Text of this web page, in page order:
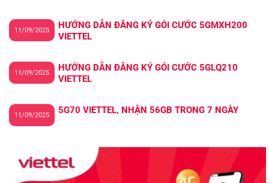
HƯỚNG DẪN ĐĂNG KÝ GÓI CƯỚC 5GMXH200
VIETTEL
11/09/2025
HƯỚNG DẪN ĐĂNG KÝ GÓI CƯỚC 5GLQ210
VIETTEL
11/09/2025
5G70 VIETTEL, NHẬN 56GB TRONG 7 NGÀY
11/09/2025